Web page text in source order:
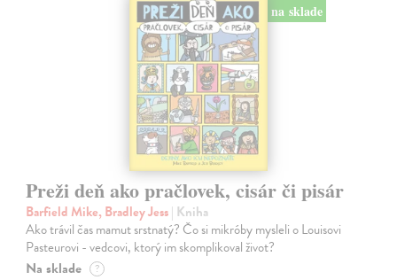
na sklade
Preži deň ako pračlovek, cisár či pisár
Barfield Mike, Bradley Jess| Kniha
Ako trávil čas mamut srstnatý? Čo si mikróby mysleli o Louisovi
Pasteurovi - vedcovi, ktorý im skomplikoval život?
Na sklade ?